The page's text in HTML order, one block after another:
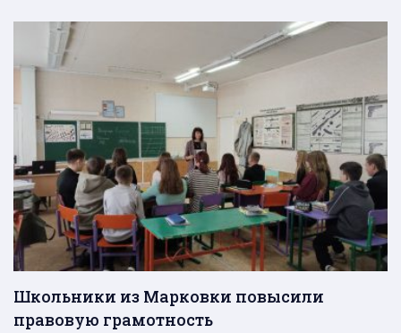
Школьники из Марковки повысили
правовую грамотность